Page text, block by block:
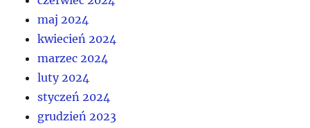
maj 2024
kwiecień 2024
marzec 2024
luty 2024
styczeń 2024
grudzień 2023